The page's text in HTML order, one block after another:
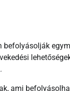
befolyásolják
ami